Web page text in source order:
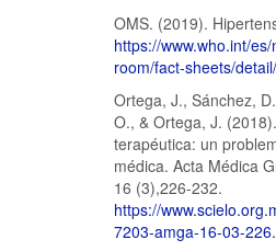
OMS. (2019).
https://www.who.int/es/
room/fact-sheets/
Ortega, J., Sánchez,
O., & Ortega, J.
terapéutica: un
médica. Acta Médica
16 (3),226-232.
https://
7203-amga-16-03-